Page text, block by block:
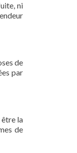
ni
de
par
la
de